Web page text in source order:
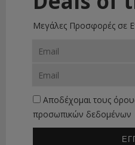
Μεγάλες Προσφορές σε
Αποδέχομαι τους
προσωπικών δεδομένων